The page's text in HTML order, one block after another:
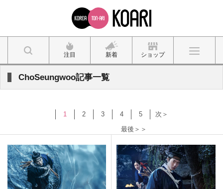
注目 新着 ショップ
ChoSeungwoo記事一覧
1 2 3 4 5
次＞
最後＞＞